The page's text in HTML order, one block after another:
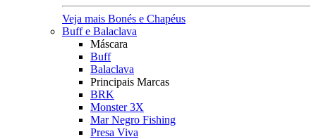
Veja mais Bonés e Chapéus
Buff e Balaclava
Máscara
Buff
Balaclava
Principais Marcas
BRK
Monster 3X
Mar Negro Fishing
Presa Viva